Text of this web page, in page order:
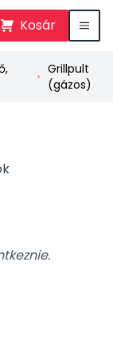
Kosár
Grillpult
(gázos)